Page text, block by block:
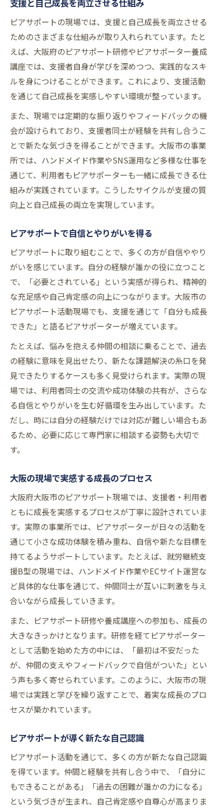
支援と自己成長を両立させる仕組み
ピアサポートの現場では、支援と自己成長を両立させる
ためのさまざまな仕組みが取り入れられています。たと
えば、大阪府のピアサポート研修やピアサポーター養成
講座では、支援者自身が学びを深めつつ、実践的なスキ
ルを身につけることができます。これにより、支援活動
を通じて自己成長を実感しやすい環境が整っています。
また、現場では定期的な振り返りやフィードバックの機
会が設けられており、支援者同士が経験を共有し合うこ
とで新たな気づきを得ることができます。大阪市の事業
所では、ハンドメイド作業やSNS運用など多様な仕事を
通じて、利用者もピアサポーターも一緒に成長できる仕
組みが実践されています。こうしたサイクルが支援の質
向上と自己成長の両立を実現しています。
ピアサポートで自信とやりがいを得る
ピアサポートに取り組むことで、多くの方が自信ややり
がいを感じています。自分の経験が誰かの役に立つこと
で、「必要とされている」という実感が得られ、精神的
な充足感や自己肯定感の向上につながります。大阪市の
ピアサポート活動現場でも、支援を通じて「自分も成長
できた」と語るピアサポーターが増えています。
たとえば、悩みを抱える仲間の相談に乗ることで、過去
の経験に意味を見出せたり、新たな課題解決の糸口を発
見できたりするケースも多く見受けられます。実際の現
場では、利用者同士の交流や成功体験の共有が、さらな
る自信とやりがいを生む好循環を生み出しています。た
だし、時には自分の経験だけでは対応が難しい場合もあ
るため、必要に応じて専門家に相談する姿勢も大切で
す。
大阪の現場で実感する成長のプロセス
大阪府大阪市のピアサポート現場では、支援者・利用者
ともに成長を実感するプロセスが丁寧に設計されていま
す。実際の事業所では、ピアサポーターが日々の活動を
通じて小さな成功体験を積み重ね、自信や新たな目標を
持てるようサポートしています。たとえば、就労継続支
援B型の現場では、ハンドメイド作業やECサイト運営な
ど具体的な仕事を通じて、仲間同士が互いに刺激を与え
合いながら成長していきます。
また、ピアサポート研修や養成講座への参加も、成長の
大きなきっかけとなります。研修を経てピアサポーター
として活動を始めた方の中には、「最初は不安だった
が、仲間の支えやフィードバックで自信がついた」とい
う声も多く寄せられています。このように、大阪市の現
場では実践と学びを繰り返すことで、着実な成長のプロ
セスが築かれています。
ピアサポートが導く新たな自己認識
ピアサポート活動を通じて、多くの方が新たな自己認識
を得ています。仲間と経験を共有し合う中で、「自分に
もできることがある」「過去の困難が誰かの力になる」
という気づきが生まれ、自己肯定感や自尊心が高まりま